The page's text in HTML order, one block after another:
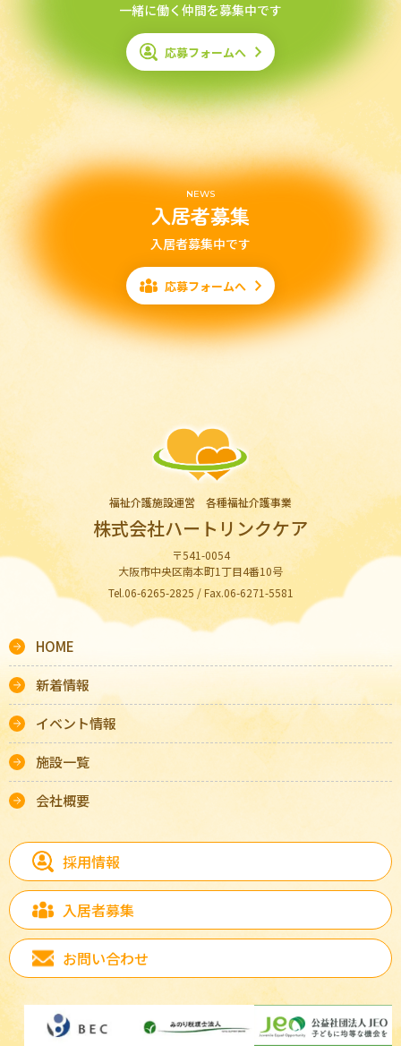
一緒に働く仲間を募集中です
応募フォームへ
NEWS
入居者募集
入居者募集中です
応募フォームへ
福祉介護施設運営 各種福祉介護事業
株式会社ハートリンクケア
〒541-0054
大阪市中央区南本町1丁目4番10号
Tel.06-6265-2825 / Fax.06-6271-5581
HOME
新着情報
イベント情報
施設一覧
会社概要
採用情報
入居者募集
お問い合わせ